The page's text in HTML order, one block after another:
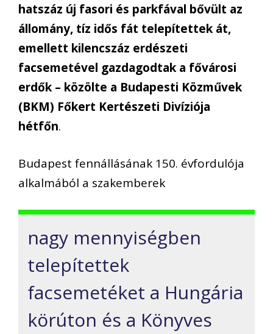
hatszáz új fasori és parkfával bővült az
állomány, tíz idős fát telepítettek át,
emellett kilencszáz erdészeti
facsemetével gazdagodtak a fővárosi
erdők – közölte a Budapesti Közművek
(BKM) Főkert Kertészeti Divíziója
hétfőn.
Budapest fennállásának 150. évfordulója
alkalmából a szakemberek
nagy mennyiségben
telepítettek
facsemetéket a Hungária
körúton és a Könyves